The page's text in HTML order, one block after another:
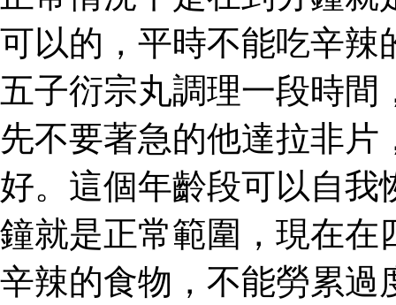
可以的，平時不能吃辛辣
五子衍宗丸調理一段時
先不要著急的他達拉非
好。這個年齡段可以自我
鐘就是正常範圍，現在在
辛辣的食物，不能勞累過